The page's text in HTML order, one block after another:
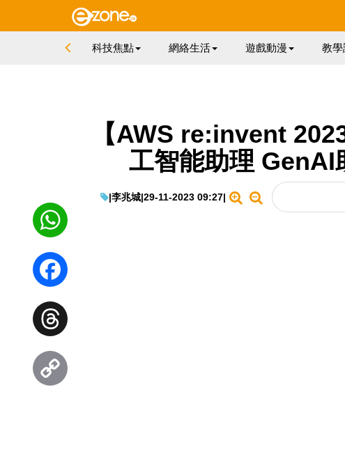
科技焦點 網絡生活 遊戲動漫 教學
【AWS re:invent
工智能助理 GenAI
|李兆城|29-11-2023 09:27|
WhatsApp
Facebook
Threads